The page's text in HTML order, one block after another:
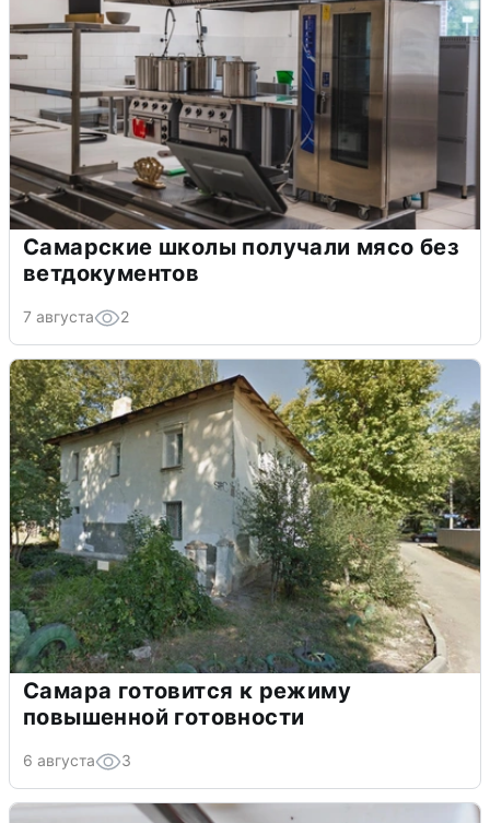
Самарские школы получали мясо без
ветдокументов
7 августа 2
Самара готовится к режиму
повышенной готовности
6 августа 3